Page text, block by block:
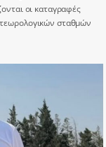
οι καταγραφές
σταθμών